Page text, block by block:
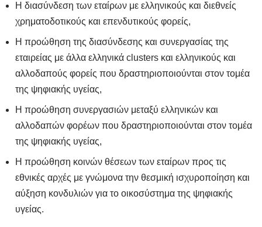
Η διασύνδεση των εταίρων με ελληνικούς και διεθνείς
χρηματοδοτικούς και επενδυτικούς φορείς,
Η προώθηση της διασύνδεσης και συνεργασίας της
εταιρείας με άλλα ελληνικά clusters και ελληνικούς και
αλλοδαπούς φορείς που δραστηριοποιούνται στον τομέα
της ψηφιακής υγείας,
Η προώθηση συνεργασιών μεταξύ ελληνικών και
αλλοδαπών φορέων που δραστηριοποιούνται στον τομέα
της ψηφιακής υγείας,
Η προώθηση κοινών θέσεων των εταίρων προς τις
εθνικές αρχές με γνώμονα την θεσμική ισχυροποίηση και
αύξηση κονδυλιών για το οικοσύστημα της ψηφιακής
υγείας.